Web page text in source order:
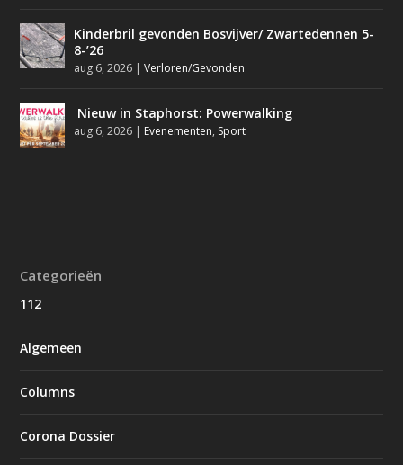
Kinderbril gevonden Bosvijver/ Zwartedennen 5-
8-’26
aug 6, 2026 |Verloren/Gevonden
Nieuw in Staphorst: Powerwalking
aug 6, 2026 | Evenementen, Sport
Categorieën
112
Algemeen
Columns
Corona Dossier